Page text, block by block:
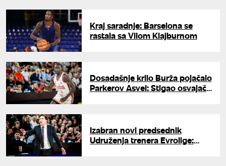
Kraj saradnje: Barselona se
rastala sa Vilom Klajburnom
Dosadašnje krilo Burža pojačalo
Parkerov Asvel: Stigao osvajač
Izabran novi predsednik
Udruženja trenera Evrolige: